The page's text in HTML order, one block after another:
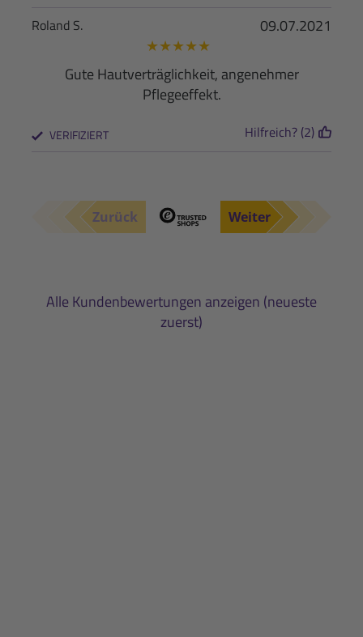
09.07.2021
Roland S.
★★★★★
Gute Hautverträglichkeit, angenehmer
Pflegeeffekt.
VERIFIZIERT Hilfreich? (2)
Zurück Weiter
Alle Kundenbewertungen anzeigen (neueste
zuerst)